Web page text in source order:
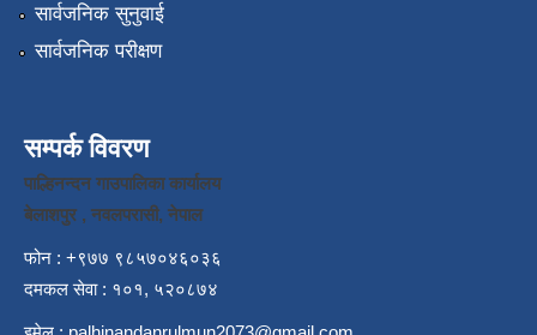
सार्वजनिक सुनुवाई
सार्वजनिक परीक्षण
सम्पर्क विवरण
पाल्हिनन्दन गाउपालिका कार्यालय
बेलाशपुर , नवलपरासी, नेपाल
फोन : +९७७ ९८५७०४६०३६
दमकल सेवा : १०१, ५२०८७४